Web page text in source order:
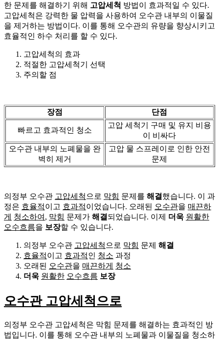
한 문제를 해결하기 위해 고압세척 방법이 효과적일 수 있다.
고압세척은 강력한 물 압력을 사용하여 오수관 내부의 이물질
을 제거하는 방법이다. 이를 통해 오수관의 유량을 향상시키고
효율적인 하수 처리를 할 수 있다.
고압세척의 효과
적절한 고압세척기 선택
주의할 점
장점 단점
빠르고 효과적인 청소
고압 세척기 구매 및 유지 비용
이 비싸다
오수관 내부의 노폐물을 완
벽히 제거
고압 물 스프레이로 인한 안전
문제
의정부 오수관 고압세척 으로 막힘 문제를 해결 했습니다. 이 과
정은 효율적이고 효과적이었습니다. 오래된 오수관을 매끈하
게 청소하여 , 막힘 문제가 해결 되었습니다. 이제 더욱 원활한
오수흐름을 보장할 수 있습니다.
의정부 오수관 고압세척 으로 막힘 문제 해결
효율적이고 효과적인 청소 과정
오래된 오수관을 매끈하게 청소
더욱 원활한 오수흐름 보장
오수관 고압세척으로
의정부 오수관 고압세척은 막힘 문제를 해결하는 효과적인 방
법입니다. 이를 통해 오수관 내부의 노폐물과 이물질을 청소하